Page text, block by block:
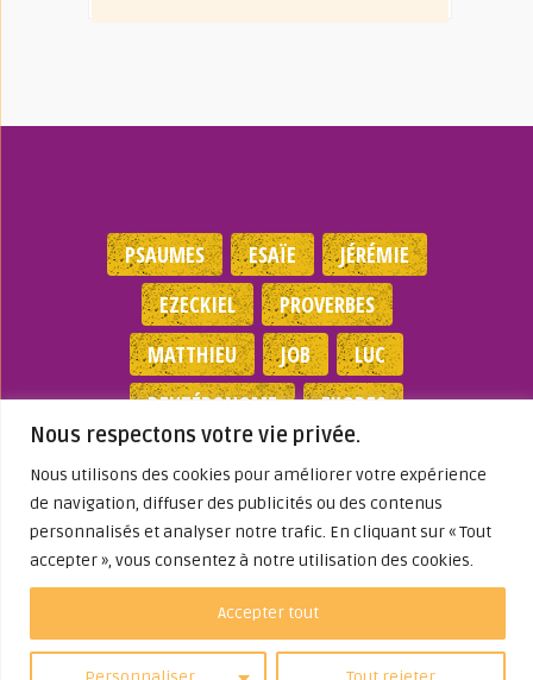
Nous respectons votre vie privée.
Nous utilisons des cookies pour améliorer votre expérience
de navigation, diffuser des publicités ou des contenus
personnalisés et analyser notre trafic. En cliquant sur « Tout
accepter », vous consentez à notre utilisation des cookies.
Accepter tout
PSAUMES ESAÏE
JÉRÉMIE
EZECKIEL
PROVERBES
MATTHIEU
JOB
LUC
DEUTÉRONOME
EXODES
NOMBRES
Mentions légales
confidentialité
Dieu A Agi
Dans ma Vie